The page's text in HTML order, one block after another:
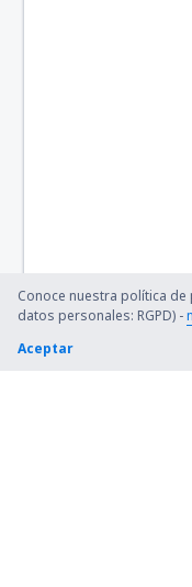
Conoce nuestra política
datos personales: RGPD) -
Aceptar